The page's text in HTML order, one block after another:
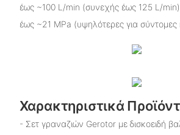
έως ~100 L/min (συνεχής έως 125 L/min).
έως ~21 MPa (υψηλότερες για σύντομες
Χαρακτηριστικά
- Σετ γραναζιών Gerotor με δισκοειδή